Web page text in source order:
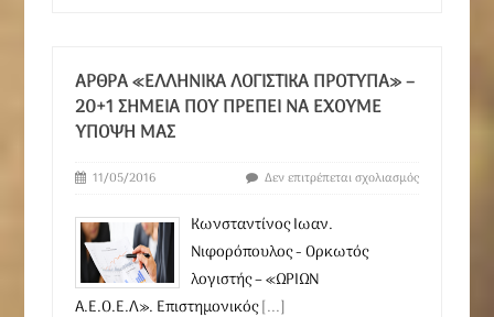
ΆΡΘΡΑ «ΕΛΛΗΝΙΚΆ ΛΟΓΙΣΤΙΚΆ ΠΡΌΤΥΠΑ» –
20+1 ΣΗΜΕΊΑ ΠΟΥ ΠΡΈΠΕΙ ΝΑ ΈΧΟΥΜΕ
ΥΠΌΨΗ ΜΑΣ
11/05/2016 Δεν επιτρέπεται σχολιασμός
Kωνσταντίνος Ιωαν.
Νιφορόπουλος - Ορκωτός
λογιστής – «ΩΡΙΩΝ
Α.Ε.Ο.Ε.Λ». Επιστημονικός[...]